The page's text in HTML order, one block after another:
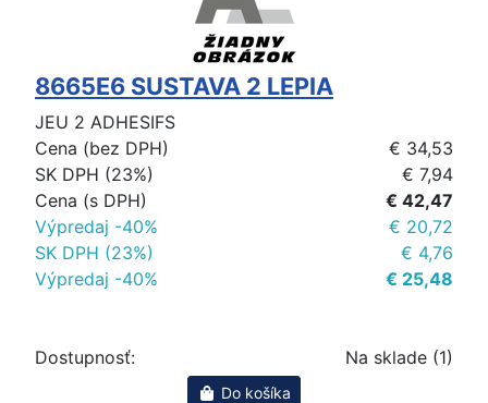
8665E6 SUSTAVA 2 LEPIA
JEU 2 ADHESIFS
Cena (bez DPH)
€ 34,53
SK DPH (23%)
€ 7,94
Cena (s DPH)
€ 42,47
Výpredaj -40%
€ 20,72
SK DPH (23%)
€ 4,76
Výpredaj -40%
€ 25,48
Dostupnosť: Na sklade (1)
Do košíka